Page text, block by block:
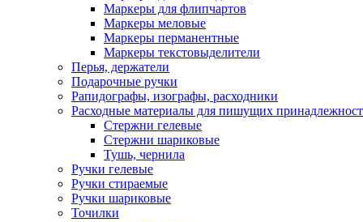
Маркеры для флипчартов
Маркеры меловые
Маркеры перманентные
Маркеры текстовыделители
Перья, держатели
Подарочные ручки
Рапидографы, изографы, расходники
Расходные материалы для пишущих
Стержни гелевые
Стержни шариковые
Тушь, чернила
Ручки гелевые
Ручки стираемые
Ручки шариковые
Точилки